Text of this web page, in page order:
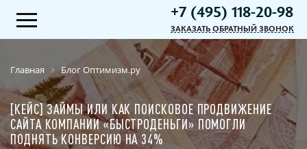
+7 (495) 118-20-98
ЗАКАЗАТЬ ОБРАТНЫЙ ЗВОНОК
Главная Блог Оптимизм.ру
[КЕЙС] ЗАЙМЫ ИЛИ КАК ПОИСКОВОЕ ПРОДВИЖЕНИЕ
САЙТА КОМПАНИИ «БЫСТРОДЕНЬГИ» ПОМОГЛИ
ПОДНЯТЬ КОНВЕРСИЮ НА 34%